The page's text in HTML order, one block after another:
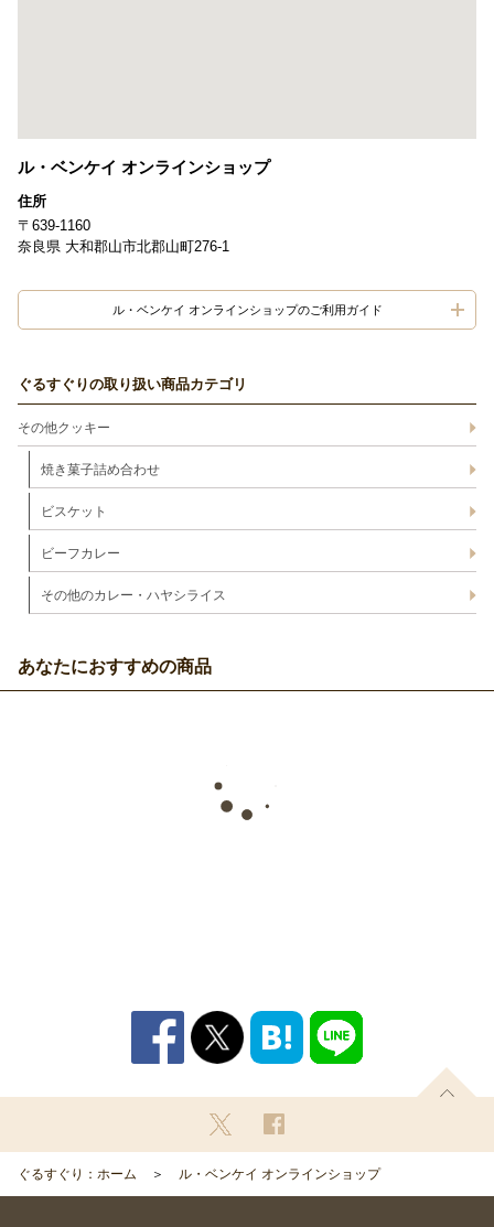
ル・ベンケイ オンラインショップ
住所
〒639-1160
奈良県 大和郡山市北郡山町276-1
ル・ベンケイ オンラインショップのご利用ガイド
ぐるすぐりの取り扱い商品カテゴリ
その他クッキー
焼き菓子詰め合わせ
ビスケット
ビーフカレー
その他のカレー・ハヤシライス
あなたにおすすめの商品
ぐるすぐり：ホーム ル・ベンケイ オンラインショップ